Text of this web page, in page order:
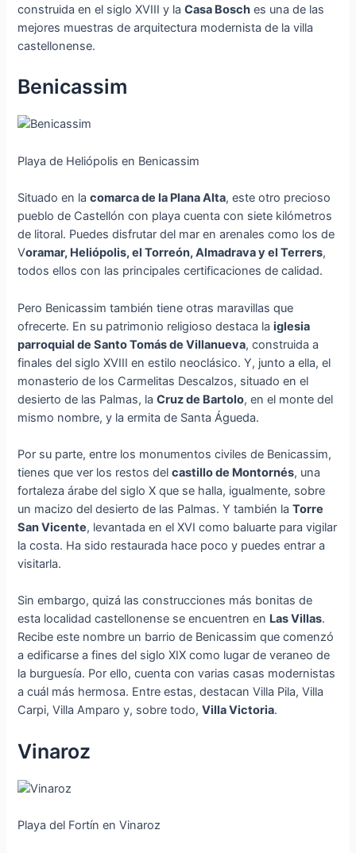
construida en el siglo XVIII y laCasa Bosch es una de las
mejores muestras de arquitectura modernista de la villa
castellonense.
Benicassim
Playa de Heliópolis en Benicassim
Situado en lacomarca de la Plana Alta, este otro precioso
pueblo de Castellón con playa cuenta con siete kilómetros
de litoral. Puedes disfrutar del mar en arenales como los de
Voramar, Heliópolis, el Torreón, Almadrava y el Terrers,
todos ellos con las principales certificaciones de calidad.
Pero Benicassim también tiene otras maravillas que
ofrecerte. En su patrimonio religioso destaca laiglesia
parroquial de Santo Tomás de Villanueva, construida a
finales del siglo XVIII en estilo neoclásico. Y, junto a ella, el
monasterio de los Carmelitas Descalzos, situado en el
desierto de las Palmas, laCruz de Bartolo, en el monte del
mismo nombre, y la ermita de Santa Águeda.
Por su parte, entre los monumentos civiles de Benicassim,
tienes que ver los restos delcastillo de Montornés, una
fortaleza árabe del siglo X que se halla, igualmente, sobre
un macizo del desierto de las Palmas. Y también laTorre
San Vicente, levantada en el XVI como baluarte para vigilar
la costa. Ha sido restaurada hace poco y puedes entrar a
visitarla.
Sin embargo, quizá las construcciones más bonitas de
esta localidad castellonense se encuentren en Las Villas.
Recibe este nombre un barrio de Benicassim que comenzó
a edificarse a fines del siglo XIX como lugar de veraneo de
la burguesía. Por ello, cuenta con varias casas modernistas
a cuál más hermosa. Entre estas, destacan Villa Pila, Villa
Carpi, Villa Amparo y, sobre todo,Villa Victoria.
Vinaroz
Playa del Fortín en Vinaroz